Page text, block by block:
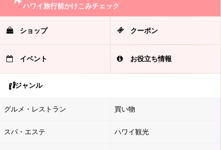
ハワイ旅行前かけこみチェック
ショップ クーポン
イベント お役立ち情報
ジャンル
グルメ・レストラン 買い物
スパ・エステ ハワイ観光